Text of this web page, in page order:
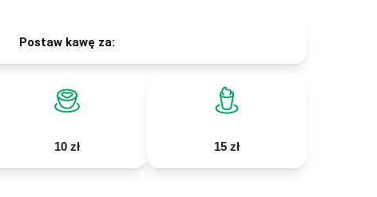
Postaw kawę za:
10 zł 15 zł